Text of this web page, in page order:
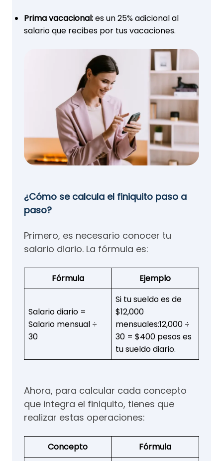
Prima vacacional:es un 25% adicional al
salario que recibes por tus vacaciones.
¿Cómo se calcula el finiquito paso a
paso?
Primero, es necesario conocer tu
salario diario. La fórmula es:
Fórmula Ejemplo
Salario diario =
Salario mensual ÷
30
Si tu sueldo es de
$12,000
mensuales:12,000 ÷
30 = $400 pesos es
tu sueldo diario.
Ahora, para calcular cada concepto
que integra el finiquito, tienes que
realizar estas operaciones:
Concepto Fórmula